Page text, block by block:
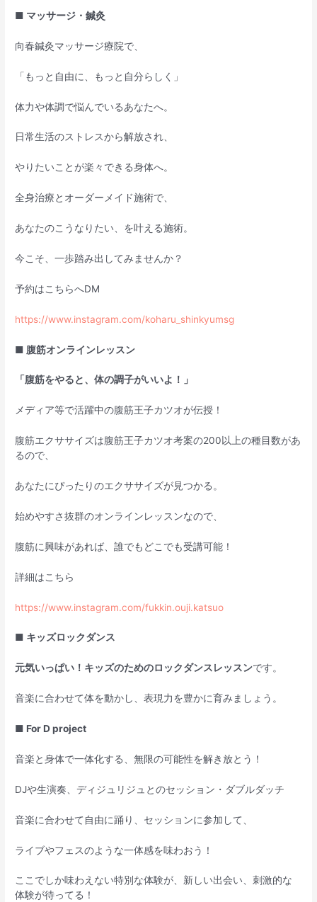
■ マッサージ・鍼灸
向春鍼灸マッサージ療院で、
「もっと自由に、もっと自分らしく」
体力や体調で悩んでいるあなたへ。
日常生活のストレスから解放され、
やりたいことが楽々できる身体へ。
全身治療とオーダーメイド施術で、
あなたのこうなりたい、を叶える施術。
今こそ、一歩踏み出してみませんか？
予約はこちらへDM
https://www.instagram.com/koharu_shinkyumsg
■ 腹筋オンラインレッスン
「腹筋をやると、体の調子がいいよ！」
メディア等で活躍中の腹筋王子カツオが伝授！
腹筋エクササイズは腹筋王子カツオ考案の200以上の種目数があ
るので、
あなたにぴったりのエクササイズが見つかる。
始めやすさ抜群のオンラインレッスンなので、
腹筋に興味があれば、誰でもどこでも受講可能！
詳細はこちら
https://www.instagram.com/fukkin.ouji.katsuo
■ キッズロックダンス
元気いっぱい！キッズのためのロックダンスレッスンです。
音楽に合わせて体を動かし、表現力を豊かに育みましょう。
■ For D project
音楽と身体で一体化する、無限の可能性を解き放とう！
DJや生演奏、ディジュリジュとのセッション・ダブルダッチ
音楽に合わせて自由に踊り、セッションに参加して、
ライブやフェスのような一体感を味わおう！
ここでしか味わえない特別な体験が、新しい出会い、刺激的な
体験が待ってる！